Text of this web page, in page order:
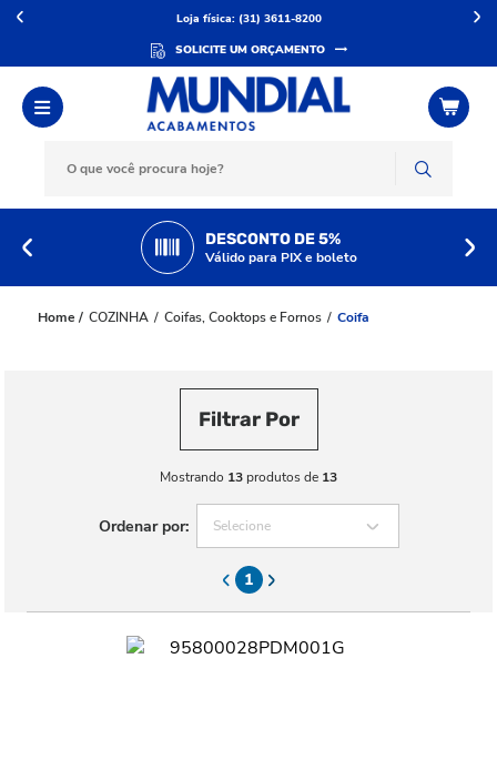
Loja física: (31) 3611-8200
SOLICITE UM ORÇAMENTO
DESCONTO DE 5%
Válido para PIX e boleto
COZINHA Coifas, Cooktops e Fornos Coifa
Filtrar Por
Mostrando 13 produtos de 13
1
Ordenar por: Selecione